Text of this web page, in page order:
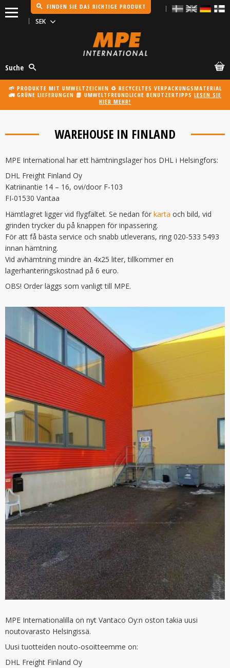
FINDEN SIE DAS RICHTIGE PRODUKT
Suche
🌱 PRODUKTE MIT UMWELTZEICHEN ♻️ RECYCELTES VERPACKUNGSMATERIAL
🚛 GRÜNE LIEFERUNGEN 📗 UMWELTFREUNDLICHE BENUTZERTIPPS LESEN SIE
HIER MEHR!
WAREHOUSE IN FINLAND
MPE International har ett hämtningslager hos DHL i Helsingfors:
DHL Freight Finland Oy
Katriinantie 14 – 16, ovi/door F-103
FI-01530 Vantaa
Hämtlagret ligger vid flygfältet. Se nedan för karta och bild, vid
grinden trycker du på knappen för inpassering.
För att få bästa service och snabb utleverans, ring 020-533 5493
innan hämtning.
Vid avhämtning mindre än 4x25 liter, tillkommer en
lagerhanteringskostnad på 6 euro.
OBS! Order läggs som vanligt till MPE.
MPE Internationalilla on nyt Vantaco Oy:n oston takia uusi
noutovarasto Helsingissä.
Uusi tuotteiden nouto-osoitteemme on:
DHL Freight Finland Oy